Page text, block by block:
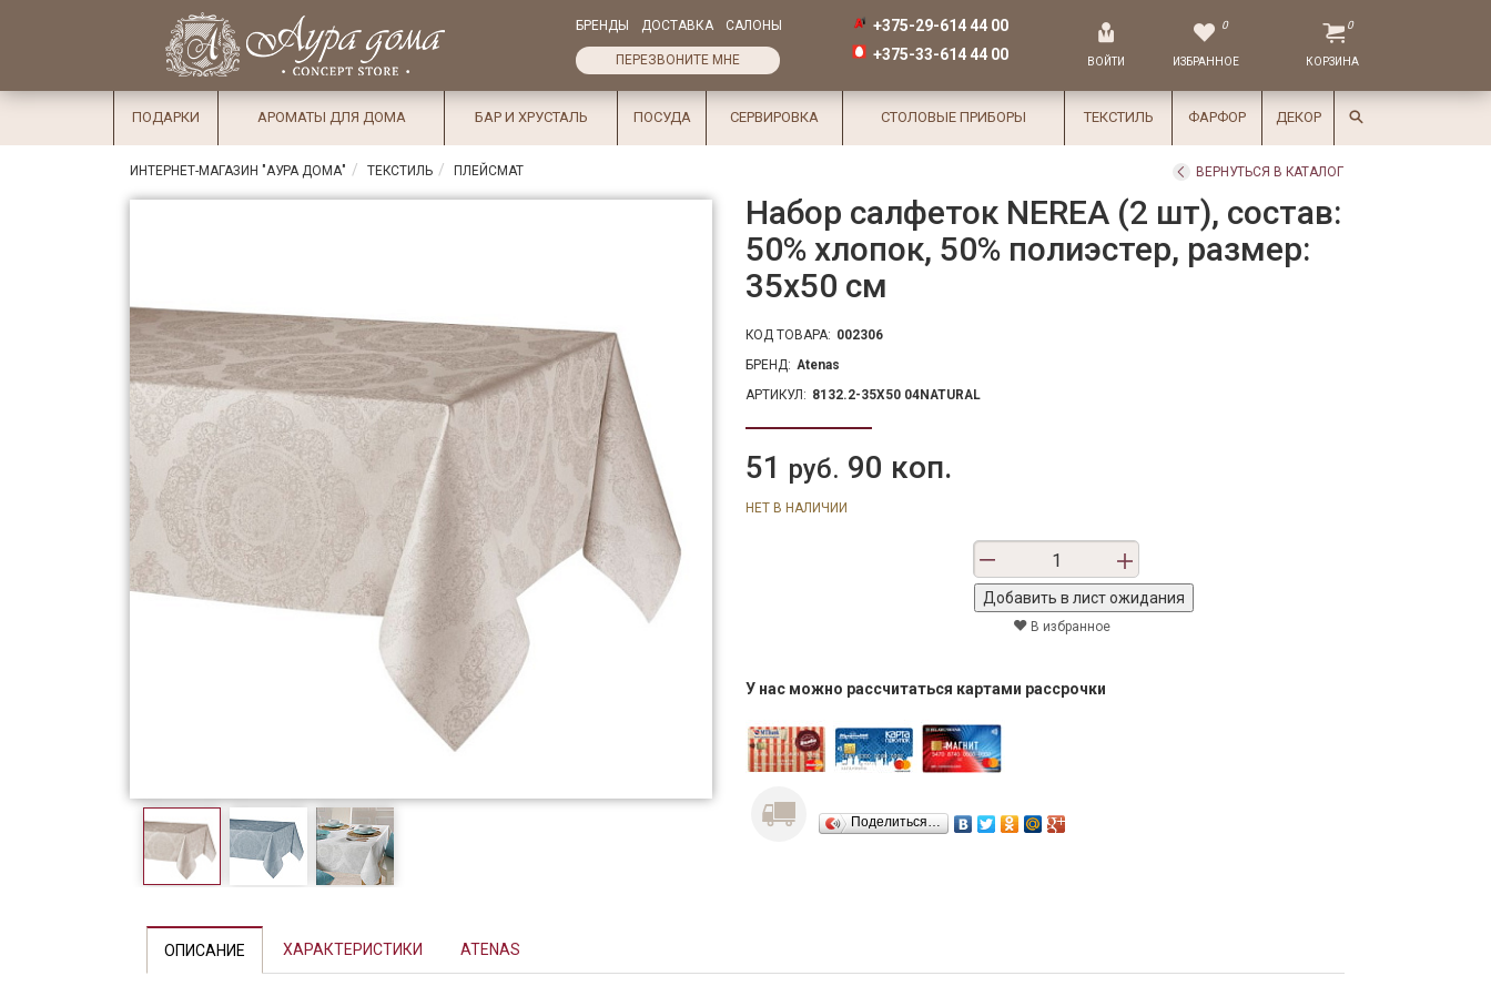
Избранное
×
СалоныДоставка
Оплата
Подарки
Ароматы
для дома
Сервировка
Столовые
Текстиль
БРЕНДЫ ДОСТАВКА САЛОНЫ
ПЕРЕЗВОНИТЕ МНЕ
+375-29-614 44 00
+375-33-614 44 00
ВОЙТИ
0
ИЗБРАННОЕ
0
КОРЗИНА
ПОДАРКИ АРОМАТЫ ДЛЯ ДОМА БАР И ХРУСТАЛЬ ПОСУДА СЕРВИРОВКА СТОЛОВЫЕ ПРИБОРЫ ТЕКСТИЛЬ ФАРФОР ДЕКОР
ИНТЕРНЕТ-МАГАЗИН "АУРА ДОМА" ТЕКСТИЛЬ ПЛЕЙСМАТ ВЕРНУТЬСЯ В КАТАЛОГ
Набор салфеток NEREA (2 шт), состав:
50% хлопок, 50% полиэстер, размер:
35х50 см
КОД ТОВАРА: 002306
БРЕНД: Atenas
АРТИКУЛ: 8132.2-35X50 04NATURAL
51 руб. 90 коп.
НЕТ В НАЛИЧИИ
В избранное
У нас можно рассчитаться картами рассрочки
Поделиться…
ОПИСАНИЕ ХАРАКТЕРИСТИКИ ATENAS